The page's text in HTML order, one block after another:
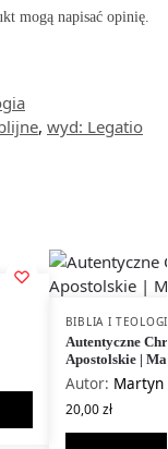
mogą napisać opinię.
, wyd: Legatio
BIBLIA I
Autentyczne
Apostolskie |
Autor: Martyn
20,00zł